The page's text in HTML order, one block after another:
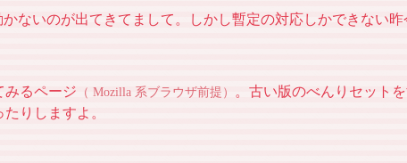
ないのが出てきてまして。しかし暫定の対応しかできない
みるページ （ Mozilla 系ブラウザ前提）
。古い版のべんりセット
りしますよ。